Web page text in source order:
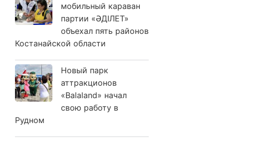
мобильный караван
партии «ӘДІЛЕТ»
объехал пять районов
Костанайской области
Новый парк
аттракционов
«Balaland» начал
свою работу в
Рудном